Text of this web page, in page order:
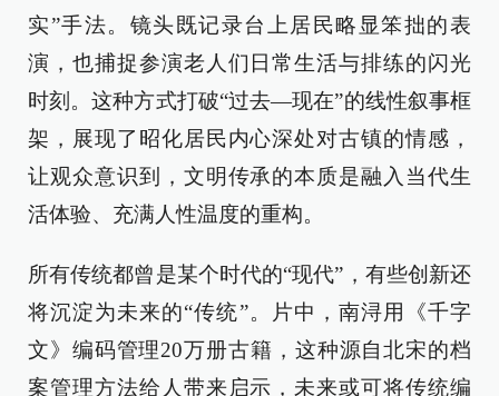
实”手法。镜头既记录台上居民略显笨拙的表
演，也捕捉参演老人们日常生活与排练的闪光
时刻。这种方式打破“过去—现在”的线性叙事框
架，展现了昭化居民内心深处对古镇的情感，
让观众意识到，文明传承的本质是融入当代生
活体验、充满人性温度的重构。
所有传统都曾是某个时代的“现代”，有些创新还
将沉淀为未来的“传统”。片中，南浔用《千字
文》编码管理20万册古籍，这种源自北宋的档
案管理方法给人带来启示，未来或可将传统编